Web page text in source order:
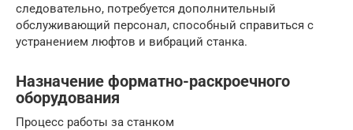
следовательно, потребуется дополнительный
обслуживающий персонал, способный справиться с
устранением люфтов и вибраций станка.
Назначение форматно-раскроечного
оборудования
Процесс работы за станком